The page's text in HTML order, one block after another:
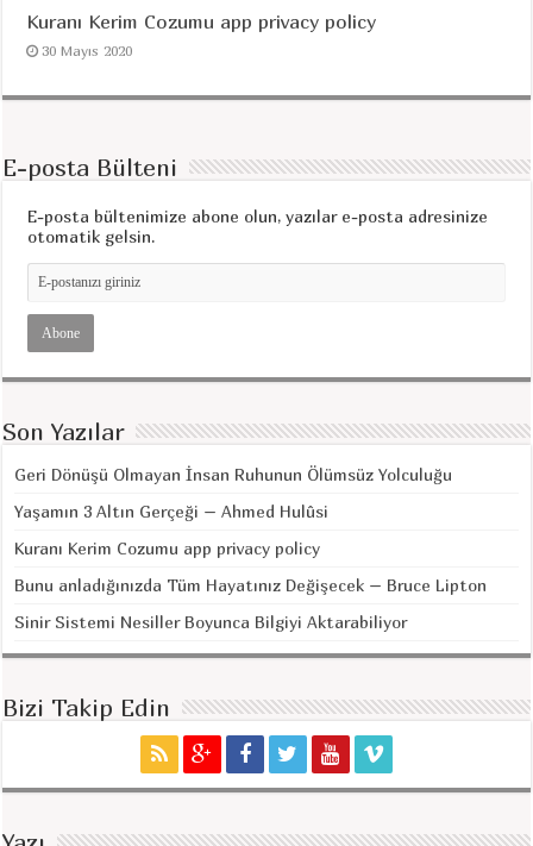
Kuranı Kerim Cozumu app privacy policy
30 Mayıs 2020
E-posta Bülteni
E-posta bültenimize abone olun, yazılar e-posta adresinize
otomatik gelsin.
Son Yazılar
Geri Dönüşü Olmayan İnsan Ruhunun Ölümsüz Yolculuğu
Yaşamın 3 Altın Gerçeği – Ahmed Hulûsi
Kuranı Kerim Cozumu app privacy policy
Bunu anladığınızda Tüm Hayatınız Değişecek – Bruce Lipton
Sinir Sistemi Nesiller Boyunca Bilgiyi Aktarabiliyor
Bizi Takip Edin